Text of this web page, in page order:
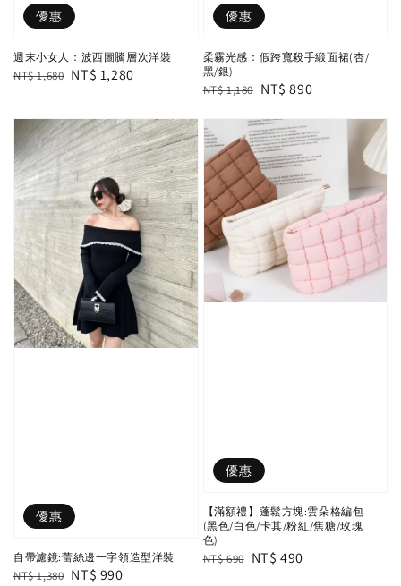
優惠
週末小女人：波西圖騰層次洋裝
Regular
NT$ 1,680 Sale
NT$ 1,280
優惠
柔霧光感：假跨寬殺手緞面裙(杏/
黑/銀)
Regular
NT$ 1,180 Sale
NT$ 890
優惠
自帶濾鏡:蕾絲邊一字領造型洋裝
Regular
NT$ 1,380 Sale
NT$ 990
優惠
【滿額禮】蓬鬆方塊:雲朵格編包
(黑色/白色/卡其/粉紅/焦糖/玫瑰
色)
Regular
NT$ 690 Sale
NT$ 490